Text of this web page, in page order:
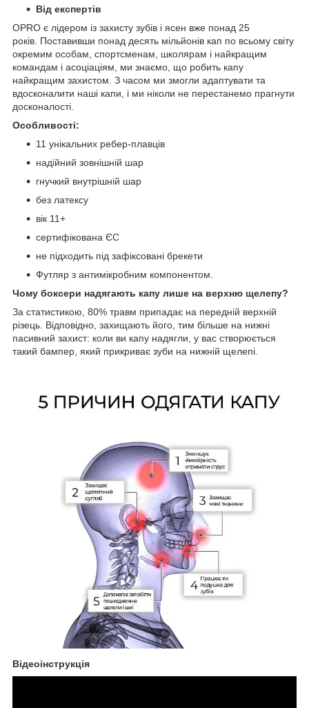
Від експертів
OPRO є лідером із захисту зубів і ясен вже понад 25
років. Поставивши понад десять мільйонів кап по всьому світу
окремим особам, спортсменам, школярам і найкращим
командам і асоціаціям, ми знаємо, що робить капу
найкращим захистом. З часом ми змогли адаптувати та
вдосконалити наші капи, і ми ніколи не перестанемо прагнути
досконалості.
Особливості:
11 унікальних ребер-плавців
надійний зовнішній шар
гнучкий внутрішній шар
без латексу
вік 11+
сертифікована ЄС
не підходить під зафіксовані брекети
Футляр з антимікробним компонентом.
Чому боксери надягають капу лише на верхню щелепу?
За статистикою, 80% травм припадає на передній верхній
різець. Відповідно, захищають його, тим більше на нижні
пасивний захист: коли ви капу надягли, у вас створюється
такий бампер, який прикриває зуби на нижній щелепі.
Відеоінструкція